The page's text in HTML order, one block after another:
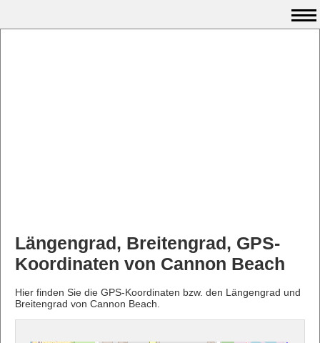
Längengrad, Breitengrad, GPS-
Koordinaten von Cannon Beach
Hier finden Sie die GPS-Koordinaten bzw. den Längengrad und
Breitengrad von Cannon Beach.